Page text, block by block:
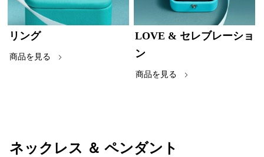
リング
商品を見る
LOVE & セレブレーショ
ン
商品を見る
ネックレス ＆ ペンダント